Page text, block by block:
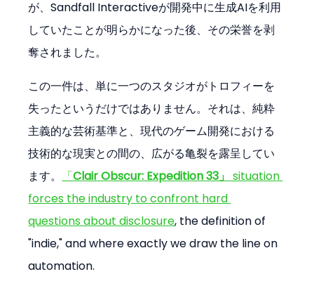
が、Sandfall Interactiveが開発中に生成AIを利用
していたことが明らかになった後、その栄誉を剥
奪されました。
この一件は、単に一つのスタジオがトロフィーを
失ったというだけではありません。それは、純粋
主義的な芸術基準と、現代のゲーム開発における
技術的な現実との間の、広がる亀裂を露呈してい
ます。
「Clair Obscur: Expedition 33」 situation
forces the industry to confront hard
questions about disclosure, the definition of
"indie," and where exactly we draw the line on
automation.